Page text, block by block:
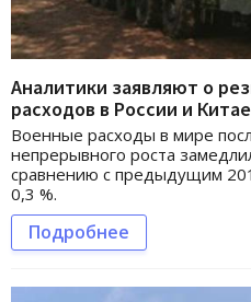
Аналитики заявляют о
расходов в России и Китае
Военные расходы в мире
непрерывного роста
сравнению с предыдущим
0,3 %.
Подробнее